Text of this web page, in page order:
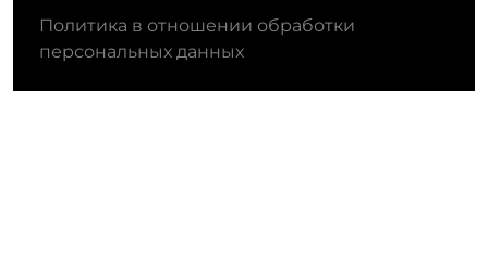
Политика в отношении обработки
персональных данных